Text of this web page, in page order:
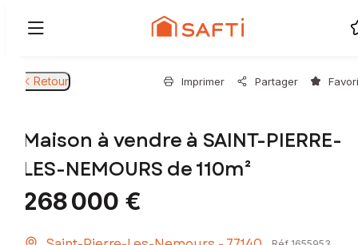
Retour Imprimer Partager
Maison à vendre à SAINT-PIERRE-
LES-NEMOURS de 110m²
268 000 €